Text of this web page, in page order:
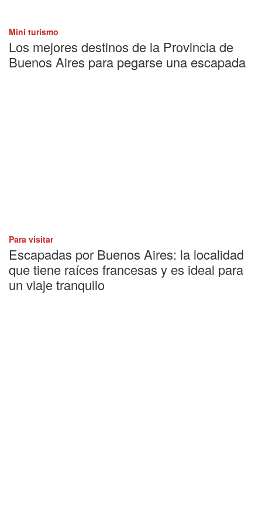
Mini turismo
Los mejores destinos de la Provincia de
Buenos Aires para pegarse una escapada
Para visitar
Escapadas por Buenos Aires: la localidad
que tiene raíces francesas y es ideal para
un viaje tranquilo